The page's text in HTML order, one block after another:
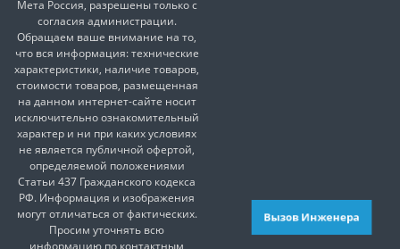
Мета Россия, разрешены только с
согласия администрации.
Обращаем ваше внимание на то,
что вся информация: технические
характеристики, наличие товаров,
стоимости товаров, размещенная
на данном интернет-сайте носит
исключительно ознакомительный
характер и ни при каких условиях
не является публичной офертой,
определяемой положениями
Статьи 437 Гражданского кодекса
РФ. Информация и изображения
могут отличаться от фактических.
Просим уточнять всю
информацию по контактным
Вызов Инженера